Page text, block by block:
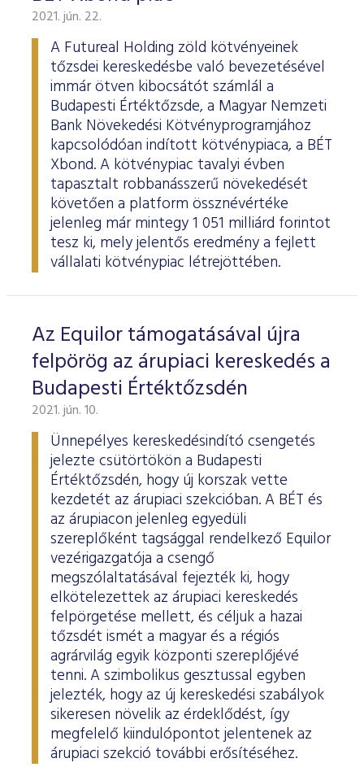
2021. jún. 22.
A Futureal Holding zöld kötvényeinek
tőzsdei kereskedésbe való bevezetésével
immár ötven kibocsátót számlál a
Budapesti Értéktőzsde, a Magyar Nemzeti
Bank Növekedési Kötvényprogramjához
kapcsolódóan indított kötvénypiaca, a BÉT
Xbond. A kötvénypiac tavalyi évben
tapasztalt robbanásszerű növekedését
követően a platform össznévértéke
jelenleg már mintegy 1 051 milliárd forintot
tesz ki, mely jelentős eredmény a fejlett
vállalati kötvénypiac létrejöttében.
Az Equilor támogatásával újra
felpörög az árupiaci kereskedés a
Budapesti Értéktőzsdén
2021. jún. 10.
Ünnepélyes kereskedésindító csengetés
jelezte csütörtökön a Budapesti
Értéktőzsdén, hogy új korszak vette
kezdetét az árupiaci szekcióban. A BÉT és
az árupiacon jelenleg egyedüli
szereplőként tagsággal rendelkező Equilor
vezérigazgatója a csengő
megszólaltatásával fejezték ki, hogy
elkötelezettek az árupiaci kereskedés
felpörgetése mellett, és céljuk a hazai
tőzsdét ismét a magyar és a régiós
agrárvilág egyik központi szereplőjévé
tenni. A szimbolikus gesztussal egyben
jelezték, hogy az új kereskedési szabályok
sikeresen növelik az érdeklődést, így
megfelelő kiindulópontot jelentenek az
árupiaci szekció további erősítéséhez.